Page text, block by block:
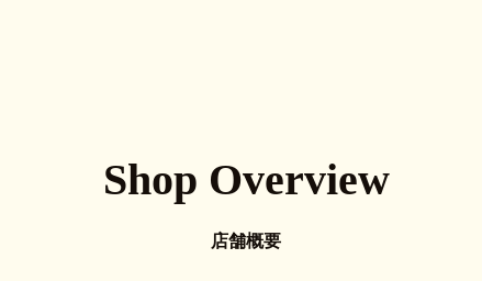
Shop Overview
店舗概要